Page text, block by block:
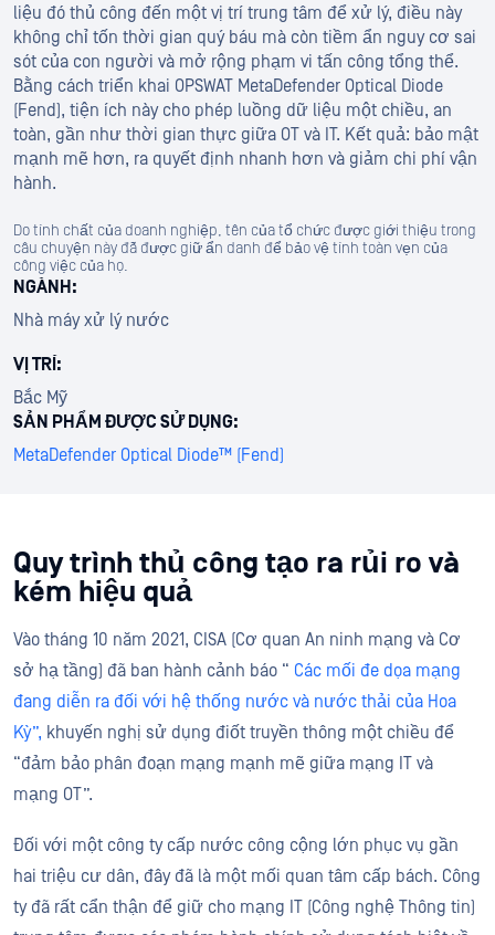
liệu đó thủ công đến một vị trí trung tâm để xử lý, điều này
không chỉ tốn thời gian quý báu mà còn tiềm ẩn nguy cơ sai
sót của con người và mở rộng phạm vi tấn công tổng thể.
Bằng cách triển khai OPSWAT MetaDefender Optical Diode
(Fend), tiện ích này cho phép luồng dữ liệu một chiều, an
toàn, gần như thời gian thực giữa OT và IT. Kết quả: bảo mật
mạnh mẽ hơn, ra quyết định nhanh hơn và giảm chi phí vận
hành.
Do tính chất của doanh nghiệp, tên của tổ chức được giới thiệu trong
câu chuyện này đã được giữ ẩn danh để bảo vệ tính toàn vẹn của
công việc của họ.
NGÀNH:
Nhà máy xử lý nước
VỊ TRÍ:
Bắc Mỹ
SẢN PHẨM ĐƯỢC SỬ DỤNG:
MetaDefender Optical Diode™ (Fend)
Quy trình thủ công tạo ra rủi ro và
kém hiệu quả
Vào tháng 10 năm 2021, CISA (Cơ quan An ninh mạng và Cơ
sở hạ tầng) đã ban hành cảnh báo “ Các mối đe dọa mạng
đang diễn ra đối với hệ thống nước và nước thải của Hoa
Kỳ”, khuyến nghị sử dụng điốt truyền thông một chiều để
“đảm bảo phân đoạn mạng mạnh mẽ giữa mạng IT và
mạng OT”.
Đối với một công ty cấp nước công cộng lớn phục vụ gần
hai triệu cư dân, đây đã là một mối quan tâm cấp bách. Công
ty đã rất cẩn thận để giữ cho mạng IT (Công nghệ Thông tin)